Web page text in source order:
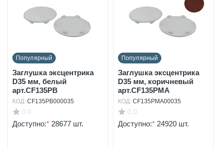
Популярный
Заглушка эксцентрика
D35 мм, белый
арт.CF135PB
КОД: CF135PB000035
0.0
Доступно:* 28677 шт.
Популярный
Заглушка эксцентрика
D35 мм, коричневый
арт.CF135PMA
КОД: CF135PMA00035
0.0
Доступно:* 24920 шт.